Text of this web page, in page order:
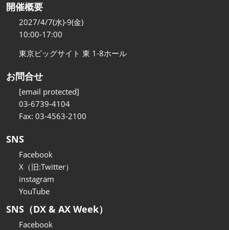
開催概要
2027/4/7(水)-9(金)
10:00-17:00
東京ビッグサイト 東 1-8ホール
お問合せ
[email protected]
03-6739-4104
Fax: 03-4563-2100
SNS
Facebook
X（旧:Twitter）
instagram
YouTube
SNS（DX & AX Week）
Facebook